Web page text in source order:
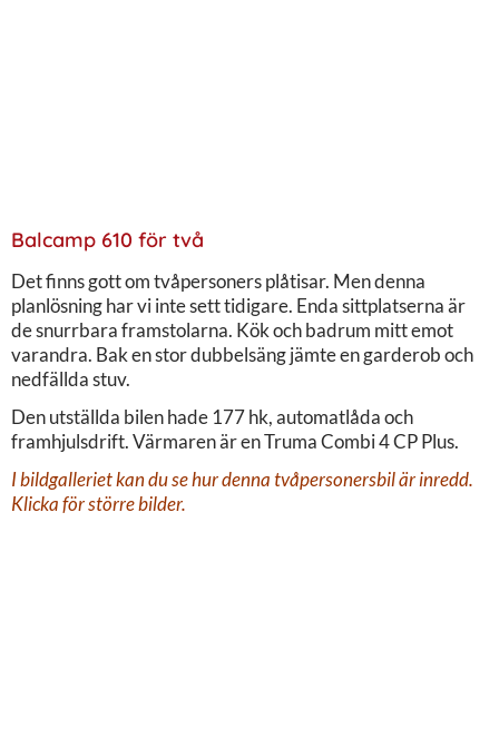
Balcamp 610 för två
Det finns gott om tvåpersoners plåtisar. Men denna
planlösning har vi inte sett tidigare. Enda sittplatserna är
de snurrbara framstolarna. Kök och badrum mitt emot
varandra. Bak en stor dubbelsäng jämte en garderob och
nedfällda stuv.
Den utställda bilen hade 177 hk, automatlåda och
framhjulsdrift. Värmaren är en Truma Combi 4 CP Plus.
I bildgalleriet kan du se hur denna tvåpersonersbil är inredd.
Klicka för större bilder.